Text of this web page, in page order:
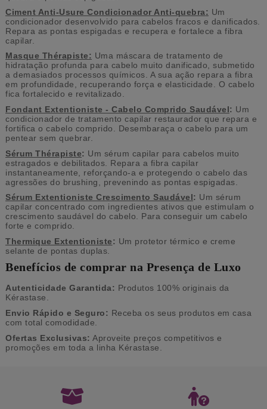
Ciment Anti-Usure Condicionador Anti-quebra: Um
condicionador desenvolvido para cabelos fracos e danificados.
Repara as pontas espigadas e recupera e fortalece a fibra
capilar.
Masque Thérapiste: Uma máscara de tratamento de
hidratação profunda para cabelo muito danificado, submetido
a demasiados processos químicos. A sua ação repara a fibra
em profundidade, recuperando força e elasticidade. O cabelo
fica fortalecido e revitalizado.
Fondant Extentioniste - Cabelo Comprido Saudável: Um
condicionador de tratamento capilar restaurador que repara e
fortifica o cabelo comprido. Desembaraça o cabelo para um
pentear sem quebrar.
Sérum Thérapiste: Um sérum capilar para cabelos muito
estragados e debilitados. Repara a fibra capilar
instantaneamente, reforçando-a e protegendo o cabelo das
agressões do brushing, prevenindo as pontas espigadas.
Sérum Extentioniste Crescimento Saudável: Um sérum
capilar concentrado com ingredientes ativos que estimulam o
crescimento saudável do cabelo. Para conseguir um cabelo
forte e comprido.
Thermique Extentioniste: Um protetor térmico e creme
selante de pontas duplas.
Benefícios de comprar na Presença de Luxo
Autenticidade Garantida: Produtos 100% originais da
Kérastase.
Envio Rápido e Seguro: Receba os seus produtos em casa
com total comodidade.
Ofertas Exclusivas: Aproveite preços competitivos e
promoções em toda a linha Kérastase.